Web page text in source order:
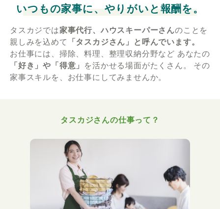
いつもの家事に、やりがいと報酬を。
タスカジでは家事代行、ハウスキーパーさんのことを
親しみを込めて
「タスカジさん」と呼んでいます。
お仕事には、掃除、料理、整理収納分野など あなたの
「好き」や「得意」
を活かせる場面がたくさん。
その
家事スキルを、お仕事にしてみませんか。
タスカジさんの仕事って？